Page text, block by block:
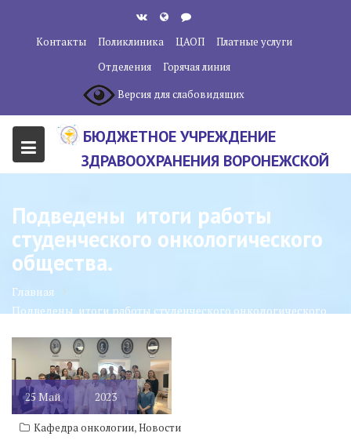
содержанию
Контакты Поликлиника ЦАОП
Платные услуги
Отделения
Горячая линия
Версия для слабовидящих
БЮДЖЕТНОЕ УЧРЕЖДЕНИЕ
ЗДРАВООХРАНЕНИЯ ВОРОНЕЖСКОЙ
ОБЛАСТНОЙ НАУЧНО-
КЛИНИЧЕСКИЙ ОНКОЛОГИЧЕСКИЙ
ЦЕНТР"
Подведены итоги работы
студенческого онкологического
общества.
Главная
Подведены итоги работы студенческого онкологического
25 Май 2023
Кафедра онкологии,Новости